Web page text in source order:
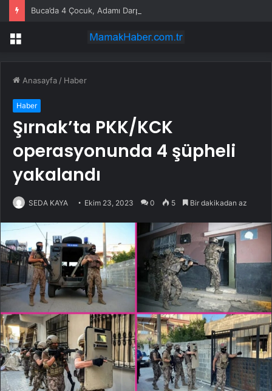
Buca’da 4 Çocuk, Adamı Darp Etti
Menü
Anasayfa / Haber
Haber
Şırnak’ta PKK/KCK
operasyonunda 4 şüpheli
yakalandı
SEDA KAYA Ekim 23, 2023 0 5 Bir dakikadan az